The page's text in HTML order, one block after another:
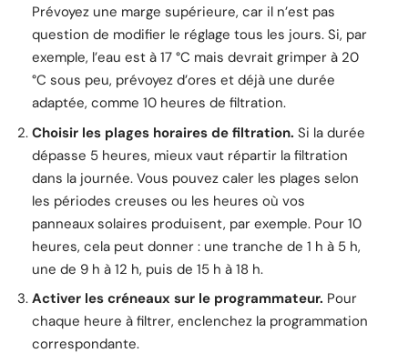
Prévoyez une marge supérieure, car il n’est pas
question de modifier le réglage tous les jours. Si, par
exemple, l’eau est à 17 °C mais devrait grimper à 20
°C sous peu, prévoyez d’ores et déjà une durée
adaptée, comme 10 heures de filtration.
Choisir les plages horaires de filtration. Si la durée
dépasse 5 heures, mieux vaut répartir la filtration
dans la journée. Vous pouvez caler les plages selon
les périodes creuses ou les heures où vos
panneaux solaires produisent, par exemple. Pour 10
heures, cela peut donner : une tranche de 1 h à 5 h,
une de 9 h à 12 h, puis de 15 h à 18 h.
Activer les créneaux sur le programmateur. Pour
chaque heure à filtrer, enclenchez la programmation
correspondante.